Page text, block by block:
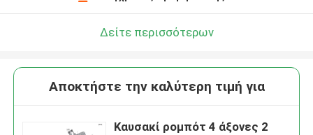
Δείτε περισσότερων
Αποκτήστε την καλύτερη τιμή για
Καυσακί ρομπότ 4 άξονες 2